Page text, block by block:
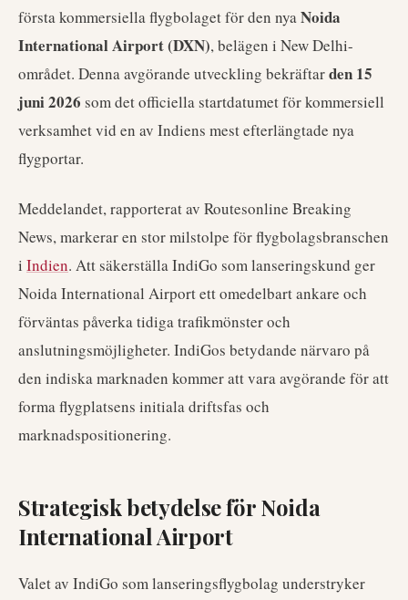
första kommersiella flygbolaget för den nyaNoida
International Airport (DXN), belägen i New Delhi-
området. Denna avgörande utveckling bekräftarden 15
juni 2026 som det officiella startdatumet för kommersiell
verksamhet vid en av Indiens mest efterlängtade nya
flygportar.
Meddelandet, rapporterat av Routesonline Breaking
News, markerar en stor milstolpe för flygbolagsbranschen
i Indien. Att säkerställa IndiGo som lanseringskund ger
Noida International Airport ett omedelbart ankare och
förväntas påverka tidiga trafikmönster och
anslutningsmöjligheter. IndiGos betydande närvaro på
den indiska marknaden kommer att vara avgörande för att
forma flygplatsens initiala driftsfas och
marknadspositionering.
Strategisk betydelse för Noida
International Airport
Valet av IndiGo som lanseringsflygbolag understryker